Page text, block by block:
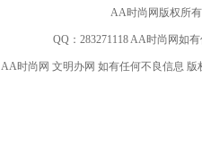
AA时尚网版权所
QQ： 283271118AA时尚网如有
AA时尚网 文明办网 如有任何不良信息 版